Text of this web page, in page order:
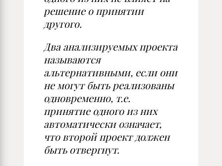
решение о принятии
другого.
Два анализируемых проекта
называются
альтернативными, если они
не могут быть реализованы
одновременно, т.е.
принятие одного из них
автоматически означает,
что второй проект должен
быть отвергнут.